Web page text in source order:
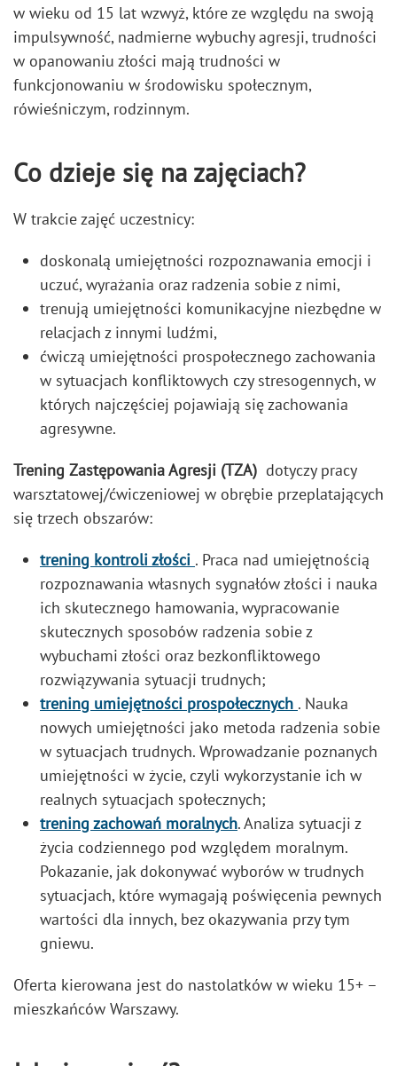
w wieku od 15 lat wzwyż, które ze względu na swoją
impulsywność, nadmierne wybuchy agresji, trudności
w opanowaniu złości mają trudności w
funkcjonowaniu w środowisku społecznym,
rówieśniczym, rodzinnym.
Co dzieje się na zajęciach?
W trakcie zajęć uczestnicy:
doskonalą umiejętności rozpoznawania emocji i
uczuć, wyrażania oraz radzenia sobie z nimi,
trenują umiejętności komunikacyjne niezbędne w
relacjach z innymi ludźmi,
ćwiczą umiejętności prospołecznego zachowania
w sytuacjach konfliktowych czy stresogennych, w
których najczęściej pojawiają się zachowania
agresywne.
Trening Zastępowania Agresji (TZA) dotyczy pracy
warsztatowej/ćwiczeniowej w obrębie przeplatających
się trzech obszarów:
trening kontroli złości . Praca nad umiejętnością
rozpoznawania własnych sygnałów złości i nauka
ich skutecznego hamowania, wypracowanie
skutecznych sposobów radzenia sobie z
wybuchami złości oraz bezkonfliktowego
rozwiązywania sytuacji trudnych;
trening umiejętności prospołecznych . Nauka
nowych umiejętności jako metoda radzenia sobie
w sytuacjach trudnych. Wprowadzanie poznanych
umiejętności w życie, czyli wykorzystanie ich w
realnych sytuacjach społecznych;
trening zachowań moralnych. Analiza sytuacji z
życia codziennego pod względem moralnym.
Pokazanie, jak dokonywać wyborów w trudnych
sytuacjach, które wymagają poświęcenia pewnych
wartości dla innych, bez okazywania przy tym
gniewu.
Oferta kierowana jest do nastolatków w wieku 15+ –
mieszkańców Warszawy.